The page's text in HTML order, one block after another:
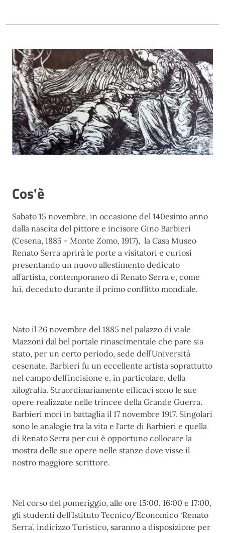
Cos'è
Sabato 15 novembre, in occasione del 140esimo anno
dalla nascita del pittore e incisore Gino Barbieri
(Cesena, 1885 - Monte Zomo, 1917), la Casa Museo
Renato Serra aprirà le porte a visitatori e curiosi
presentando un nuovo allestimento dedicato
all’artista, contemporaneo di Renato Serra e, come
lui, deceduto durante il primo conflitto mondiale.
Nato il 26 novembre del 1885 nel palazzo di viale
Mazzoni dal bel portale rinascimentale che pare sia
stato, per un certo periodo, sede dell’Università
cesenate, Barbieri fu un eccellente artista soprattutto
nel campo dell’incisione e, in particolare, della
xilografia. Straordinariamente efficaci sono le sue
opere realizzate nelle trincee della Grande Guerra.
Barbieri morì in battaglia il 17 novembre 1917. Singolari
sono le analogie tra la vita e l'arte di Barbieri e quella
di Renato Serra per cui è opportuno collocare la
mostra delle sue opere nelle stanze dove visse il
nostro maggiore scrittore.
Nel corso del pomeriggio, alle ore 15:00, 16:00 e 17:00,
gli studenti dell’Istituto Tecnico/Economico ‘Renato
Serra’, indirizzo Turistico, saranno a disposizione per